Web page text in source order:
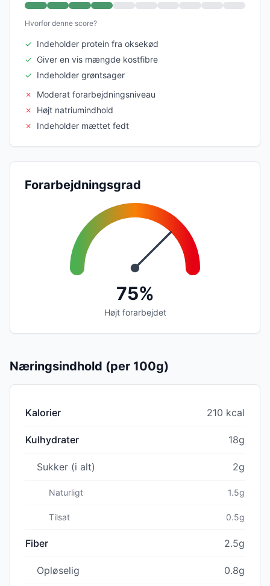
Hvorfor denne score?
✓ Indeholder protein fra oksekød
✓ Giver en vis mængde kostfibre
✓ Indeholder grøntsager
✗
Moderat forarbejdningsniveau
✗
Højt natriumindhold
✗
Indeholder mættet fedt
Forarbejdningsgrad
75%
Højt forarbejdet
Næringsindhold (per 100g)
Kalorier 210 kcal
Kulhydrater 18g
Sukker (i alt) 2g
Naturligt 1.5g
Tilsat 0.5g
Fiber 2.5g
Opløselig 0.8g